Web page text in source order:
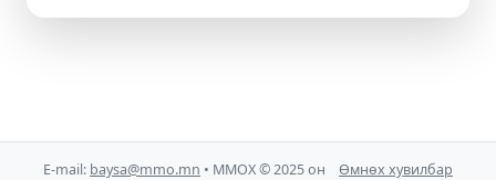
E-mail: baysa@mmo.mn • ММОХ © 2025 он Өмнөх хувилбар